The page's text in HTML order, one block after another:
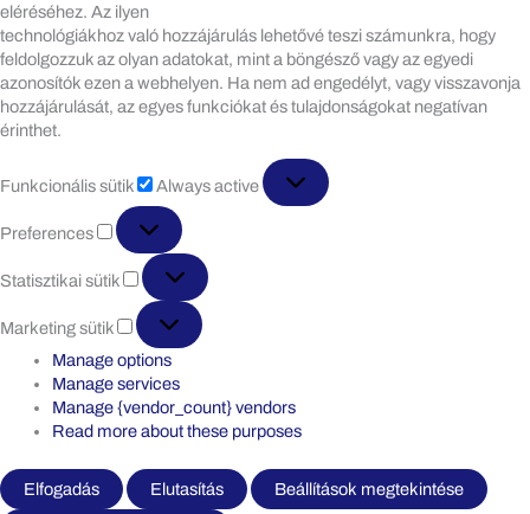
eléréséhez. Az ilyen
technológiákhoz való hozzájárulás lehetővé teszi számunkra, hogy
feldolgozzuk az olyan adatokat, mint a böngésző vagy az egyedi
azonosítók ezen a webhelyen. Ha nem ad engedélyt, vagy visszavonja
hozzájárulását, az egyes funkciókat és tulajdonságokat negatívan
érinthet.
Funkcionális sütik
sütik
Always active
Preferences
Preferences
Statisztikai sütik
Statisztikai
sütik
Marketing sütik
Marketing
sütik
Manage options
Manage services
Manage {vendor_count} vendors
Read more about these purposes
Elfogadás Elutasítás Beállítások megtekintése